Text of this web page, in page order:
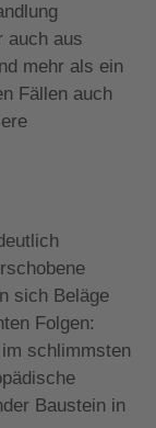
auch aus
mehr als ein
Fällen auch
sich Beläge
Folgen:
schlimmsten
Baustein in